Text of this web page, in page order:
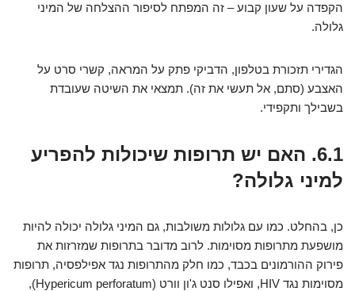
הקפדה על שעון קבוע – זה המפתח לסיפור ההצלחה של המיני
גלולה.
הגדירי תזכורת בטלפון, הדביקי פתק על המראה, קשרי סרט על
האצבע (סתם, אל תעשי את זה). תמצאי את השיטה שעובדת
בשבילך ותקפידי.
6.1. האם יש תרופות שיכולות להפריע
למיני גלולה?
כן, בהחלט. כמו עם גלולות משולבות, גם המיני גלולה יכולה להיות
מושפעת מתרופות מסוימות. לרוב מדובר בתרופות שמזרזות את
פירוק ההורמונים בכבד, כמו חלק מהתרופות נגד אפילפסיה, תרופות
מסוימות נגד HIV, ואפילו סנט ג'ון וורט (Hypericum perforatum),